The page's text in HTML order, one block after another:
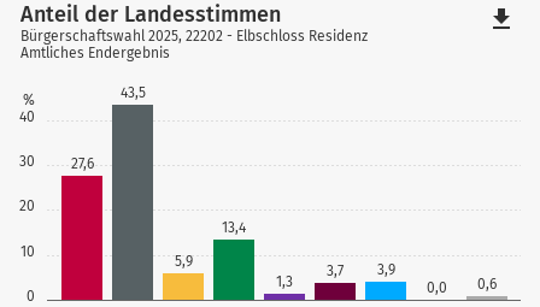
0
10
20
30
40
%
27,6
43,5
5,9
13,4
1,3
3,7
3,9
0,0
0,6
Anteil der Landesstimmen
Bürgerschaftswahl 2025, 22202 - Elbschloss Residenz
Amtliches Endergebnis
file_download